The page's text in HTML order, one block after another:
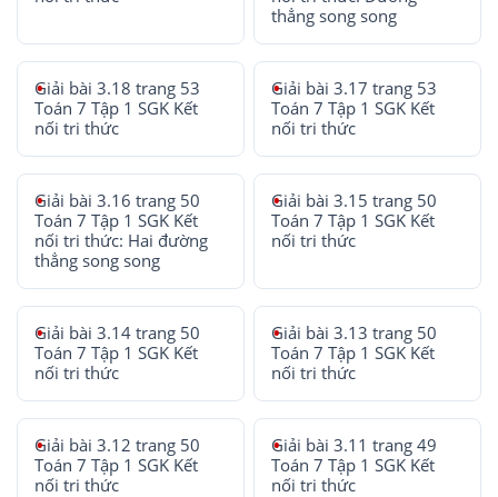
thẳng song song
Giải bài 3.18 trang 53
Toán 7 Tập 1 SGK Kết
nối tri thức
Giải bài 3.17 trang 53
Toán 7 Tập 1 SGK Kết
nối tri thức
Giải bài 3.16 trang 50
Toán 7 Tập 1 SGK Kết
nối tri thức: Hai đường
thẳng song song
Giải bài 3.15 trang 50
Toán 7 Tập 1 SGK Kết
nối tri thức
Giải bài 3.14 trang 50
Toán 7 Tập 1 SGK Kết
nối tri thức
Giải bài 3.13 trang 50
Toán 7 Tập 1 SGK Kết
nối tri thức
Giải bài 3.12 trang 50
Toán 7 Tập 1 SGK Kết
nối tri thức
Giải bài 3.11 trang 49
Toán 7 Tập 1 SGK Kết
nối tri thức